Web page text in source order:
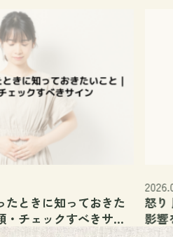
たときに知っておきた
・チェックすべきサイ
怒り
影響